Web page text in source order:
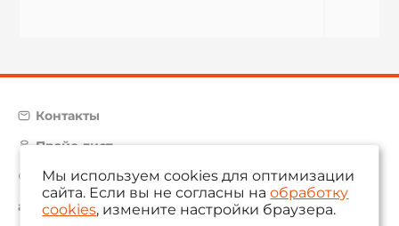
Контакты
Прайс-лист
Карта сайта
aam@aamsystems.ru
Мы используем cookies для оптимизации
сайта. Если вы не согласны наобработку
cookies, измените настройки браузера.